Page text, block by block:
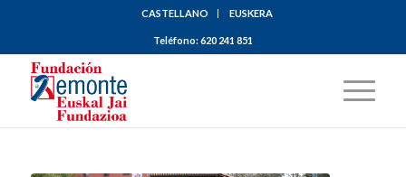
CASTELLANO EUSKERA
Teléfono:620 241 851